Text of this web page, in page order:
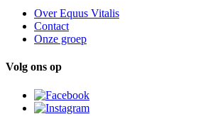
Over Equus Vitalis
Contact
Onze groep
Volg ons op